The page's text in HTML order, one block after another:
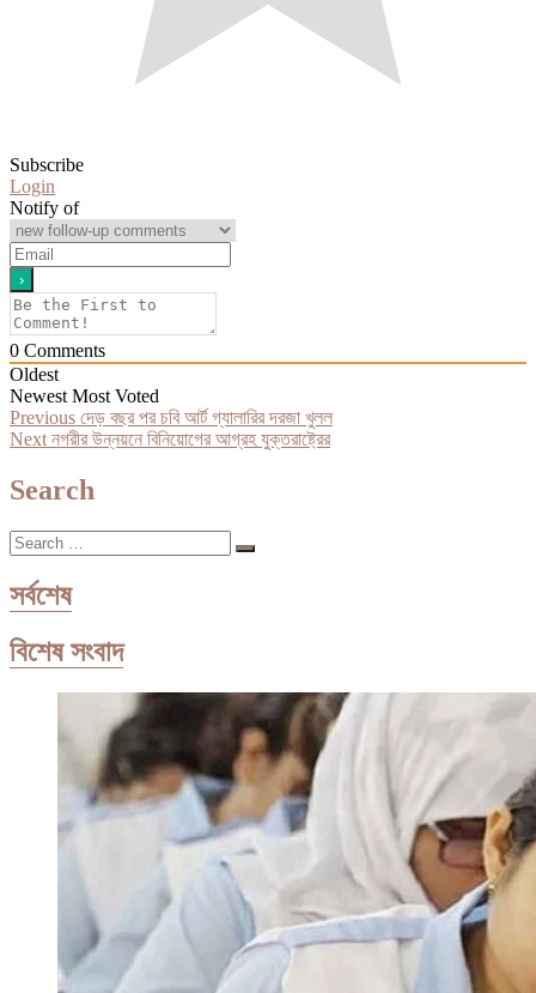
Subscribe
Login
Notify of
0 Comments
Oldest
Newest Most Voted
Post
navigation
Previous Previous
post:
দেড় বছর পর চবি আর্ট গ্যালারির দরজা খুলল
Next Next
নগরীর উন্নয়নে বিনিয়োগের আগ্রহ যুক্তরাষ্ট্রের
Search
Search
…
সর্বশেষ
বিশেষ সংবাদ